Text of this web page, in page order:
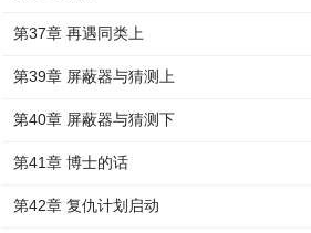
第37章 再遇同类上
第39章 屏蔽器与猜测上
第40章 屏蔽器与猜测下
第41章 博士的话
第42章 复仇计划启动